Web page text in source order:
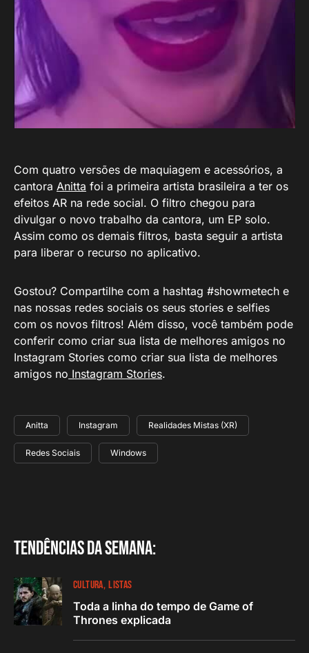
Com quatro versões de maquiagem e acessórios, a
cantora Anitta foi a primeira artista brasileira a ter os
efeitos AR na rede social. O filtro chegou para
divulgar o novo trabalho da cantora, um EP solo.
Assim como os demais filtros, basta seguir a artista
para liberar o recurso no aplicativo.
Gostou? Compartilhe com a hashtag #showmetech e
nas nossas redes sociais os seus stories e selfies
com os novos filtros! Além disso, você também pode
conferir como criar sua lista de melhores amigos no
Instagram Stories como criar sua lista de melhores
amigos no Instagram Stories.
Anitta Instagram Realidades Mistas (XR)
Redes Sociais Windows
Tendências da semana:
CULTURA LISTAS
Toda a linha do tempo de Game of
Thrones explicada